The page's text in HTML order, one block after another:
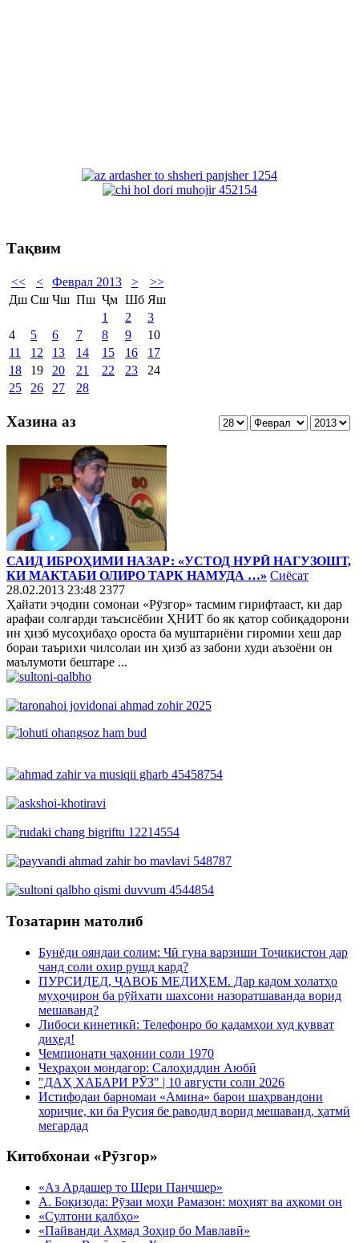
Тақвим
<< < Феврал 2013 >
>>
Дш Сш Чш Пш Ҷм Шб Яш
1
2
3
4
5 6 7 8 9
10
11
12 13 14 15 16
17
18
19 20 21 22 23
24
25
26 27 28
Хазина аз
САИД ИБРОҲИМИ НАЗАР: «УСТОД НУРӢ НАГУЗОШТ,
КИ МАКТАБИ ОЛИРО ТАРК НАМУДА …» Сиёсат
28.02.2013 23:48 2377
Ҳайати эҷодии сомонаи «Рӯзгор» тасмим гирифтааст, ки дар
арафаи солгарди таъсисёбии ҲНИТ бо як қатор собиқадорони
ин ҳизб мусоҳибаҳо ороста ба муштариёни гиромии хеш дар
бораи таърихи чилсолаи ин ҳизб аз забони худи аъзоёни он
маълумоти бештаре ...
Тозатарин матолиб
Бунёди ояндаи солим: Чӣ гуна варзиши Тоҷикистон дар
чанд соли охир рушд кард?
ПУРСИДЕД, ҶАВОБ МЕДИҲЕМ. Дар кадом ҳолатҳо
муҳоҷирон ба рӯйхати шахсони назоратшаванда ворид
мешаванд?
Либоси кинетикӣ: Телефонро бо қадамҳои худ қувват
диҳед!
Чемпионати ҷаҳонии соли 1970
Чеҳраҳои мондагор: Салоҳиддин Аюбӣ
"ДАҲ ХАБАРИ РӮЗ" | 10 августи соли 2026
Истифодаи барномаи «Амина» барои шаҳрвандони
хориҷие, ки ба Русия бе раводид ворид мешаванд, ҳатмӣ
мегардад
Китобхонаи «Рӯзгор»
«Аз Ардашер то Шери Панҷшер»
А. Боқизода: Рӯзаи моҳи Рамазон: моҳият ва аҳкоми он
«Султони қалбҳо»
«Пайванди Аҳмад Зоҳир бо Мавлавӣ»